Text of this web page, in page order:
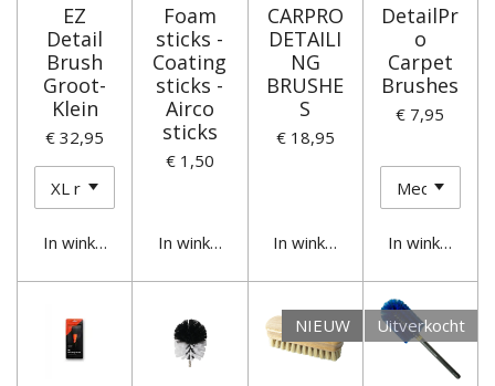
EZ
Detail
Brush
Groot-
Klein
€ 32,95
In winkelwagen
Foam
sticks -
Coating
sticks -
Airco
sticks
€ 1,50
In winkelwagen
CARPRO
DETAILI
NG
BRUSHE
S
€ 18,95
In winkelwagen
DetailPr
o
Carpet
Brushes
€ 7,95
In
NIEUW Uitverkocht